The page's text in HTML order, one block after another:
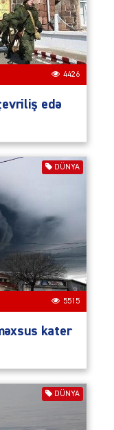
4426
edə
DÜNYA
5515
kater
DÜNYA